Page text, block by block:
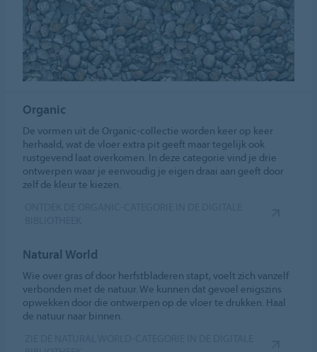
Organic
De vormen uit de Organic-collectie worden keer op keer
herhaald, wat de vloer extra pit geeft maar tegelijk ook
rustgevend laat overkomen. In deze categorie vind je drie
ontwerpen waar je eenvoudig je eigen draai aan geeft door
zelf de kleur te kiezen.
Natural World
Wie over gras of door herfstbladeren stapt, voelt zich vanzelf
verbonden met de natuur. We kunnen dat gevoel enigszins
opwekken door die ontwerpen op de vloer te drukken. Haal
de natuur naar binnen.